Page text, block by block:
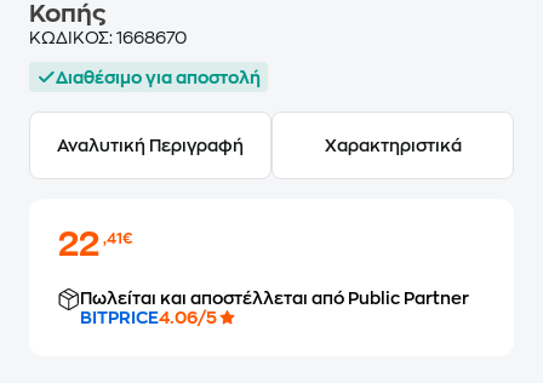
Κοπής
ΚΩΔΙΚΟΣ: 1668670
Διαθέσιμο για αποστολή
Αναλυτική Περιγραφή Χαρακτηριστικά
22,41€
Πωλείται και αποστέλλεται από Public Partner
BITPRICE4.06/5